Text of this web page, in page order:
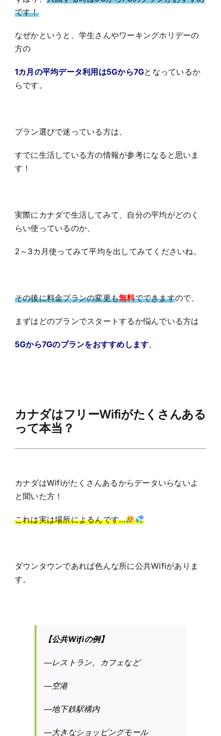
です！
なぜかというと、学生さんやワーキングホリデーの
方の
1カ月の平均データ利用は5Gから7Gとなっているか
らです。
プラン選びで迷っている方は、
すでに生活している方の情報が参考になると思いま
す！
実際にカナダで生活してみて、自分の平均がどのく
らい使っているのか、
2～3カ月使ってみて平均を出してみてくださいね。
その後に料金プランの変更も無料でできますので、
まずはどのプランでスタートするか悩んでいる方は
5Gから7Gのプランをおすすめします。
カナダはフリーWifiがたくさんある
って本当？
カナダはWifiがたくさんあるからデータいらないよ
と聞いた方！
これは実は場所によるんです…
ダウンタウンであれば色んな所に公共Wifiがありま
す。
【公共Wifiの例】
―レストラン、カフェなど
―空港
―地下鉄駅構内
―大きなショッピングモール